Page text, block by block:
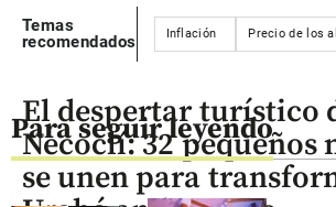
Temas
recomendados
Inflación Precio de los
Para seguir leyendo
El despertar turístico
Necoclí: 32 pequeños
se unen para